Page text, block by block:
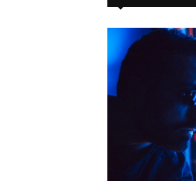
Når
løfter